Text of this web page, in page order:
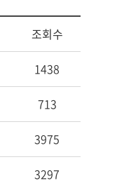
조회수
1438
713
3975
3297